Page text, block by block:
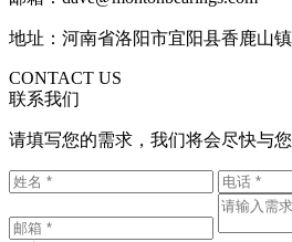
地址：河南省洛阳市宜阳县香鹿山
CONTACT US
联系我们
请填写您的需求，我们将会尽快与